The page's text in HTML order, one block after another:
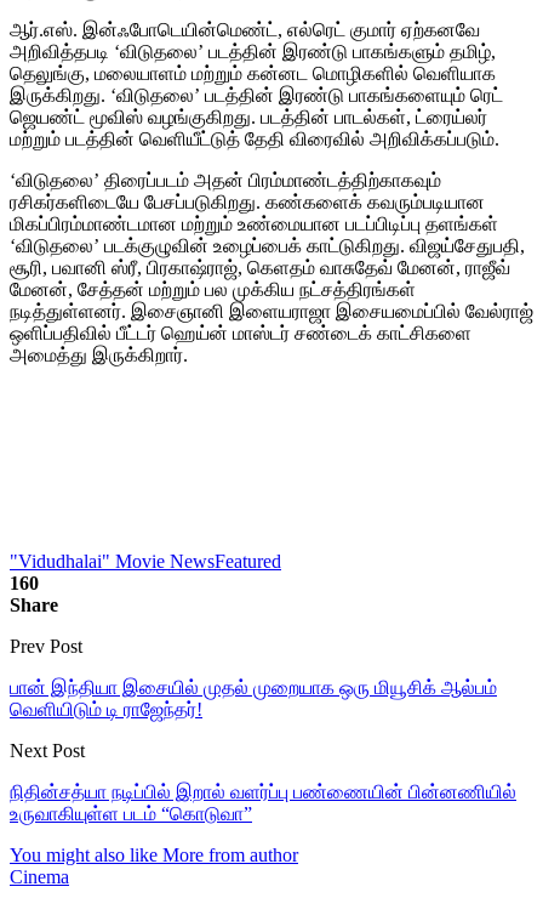
ஆர்.எஸ். இன்ஃபோடெயின்மெண்ட், எல்ரெட் குமார் ஏற்கனவே
அறிவித்தபடி ‘விடுதலை’ படத்தின் இரண்டு பாகங்களும் தமிழ்,
தெலுங்கு, மலையாளம் மற்றும் கன்னட மொழிகளில் வெளியாக
இருக்கிறது. ‘விடுதலை’ படத்தின் இரண்டு பாகங்களையும் ரெட்
ஜெயண்ட் மூவிஸ் வழங்குகிறது. படத்தின் பாடல்கள், ட்ரைய்லர்
மற்றும் படத்தின் வெளியீட்டுத் தேதி விரைவில் அறிவிக்கப்படும்.
‘விடுதலை’ திரைப்படம் அதன் பிரம்மாண்டத்திற்காகவும்
ரசிகர்களிடையே பேசப்படுகிறது. கண்களைக் கவரும்படியான
மிகப்பிரம்மாண்டமான மற்றும் உண்மையான படப்பிடிப்பு தளங்கள்
‘விடுதலை’ படக்குழுவின் உழைப்பைக் காட்டுகிறது. விஜய்சேதுபதி,
சூரி, பவானி ஸ்ரீ, பிரகாஷ்ராஜ், கெளதம் வாசுதேவ் மேனன், ராஜீவ்
மேனன், சேத்தன் மற்றும் பல முக்கிய நட்சத்திரங்கள்
நடித்துள்ளனர். இசைஞானி இளையராஜா இசையமைப்பில் வேல்ராஜ்
ஒளிப்பதிவில் பீட்டர் ஹெய்ன் மாஸ்டர் சண்டைக் காட்சிகளை
அமைத்து இருக்கிறார்.
"Vidudhalai" Movie NewsFeatured
160
Share
Prev Post
பான் இந்தியா இசையில் முதல் முறையாக ஒரு மியூசிக் ஆல்பம்
வெளியிடும் டி ராஜேந்தர்!
Next Post
நிதின்சத்யா நடிப்பில் இறால் வளர்ப்பு பண்ணையின் பின்னணியில்
உருவாகியுள்ள படம் “கொடுவா”
You might also like More from author
Cinema